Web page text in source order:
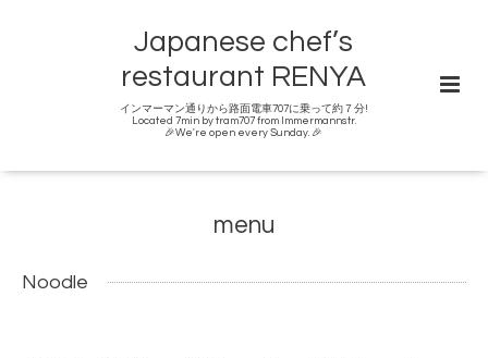
Japanese chef’s
restaurant RENYA
インマーマン通りから路面電車707に乗って約７分!
Located 7min by tram707 from Immermannstr.
🎉We're open every Sunday. 🎉
menu
Noodle